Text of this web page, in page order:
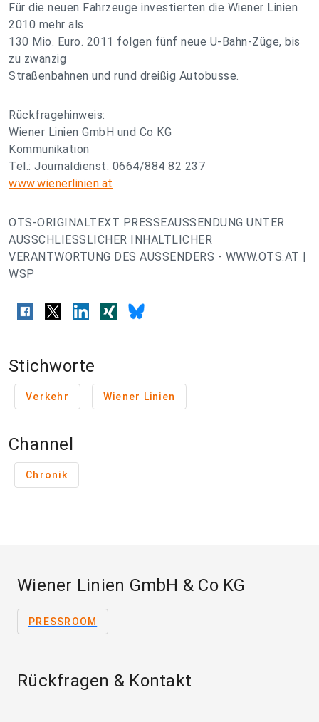
Für die neuen Fahrzeuge investierten die Wiener Linien
2010 mehr als
130 Mio. Euro. 2011 folgen fünf neue U-Bahn-Züge, bis
zu zwanzig
Straßenbahnen und rund dreißig Autobusse.
Rückfragehinweis:
Wiener Linien GmbH und Co KG
Kommunikation
Tel.: Journaldienst: 0664/884 82 237
www.wienerlinien.at
OTS-ORIGINALTEXT PRESSEAUSSENDUNG UNTER
AUSSCHLIESSLICHER INHALTLICHER
VERANTWORTUNG DES AUSSENDERS - WWW.OTS.AT |
WSP
Stichworte
Verkehr Wiener Linien
Channel
Chronik
Wiener Linien GmbH & Co KG
PRESSROOM
Rückfragen & Kontakt